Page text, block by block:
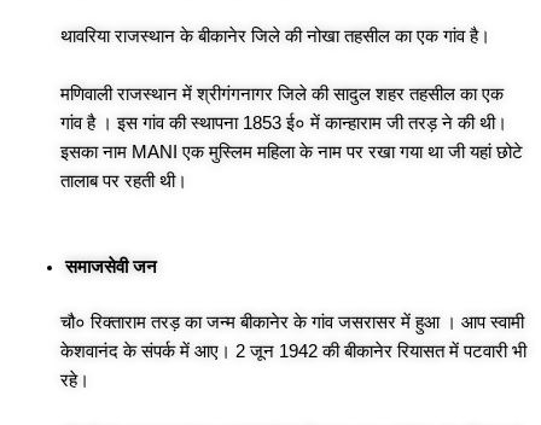
थावरिया राजस्थान के बीकानेर जिले की नोखा तहसील का एक गांव है।
मणिवाली राजस्थान में श्रीगंगनागर जिले की सादुल शहर तहसील का एक
गांव है । इस गांव की स्थापना 1853 ई० में कान्हाराम जी तरड़ ने की थी।
इसका नाम MANI एक मुस्लिम महिला के नाम पर रखा गया था जी यहां छोटे
तालाब पर रहती थी।
समाजसेवी जन
चौ० रिक्ताराम तरड़ का जन्म बीकानेर के गांव जसरासर में हुआ । आप स्वामी
केशवानंद के संपर्क में आए। 2 जून 1942 की बीकानेर रियासत में पटवारी भी
रहे।